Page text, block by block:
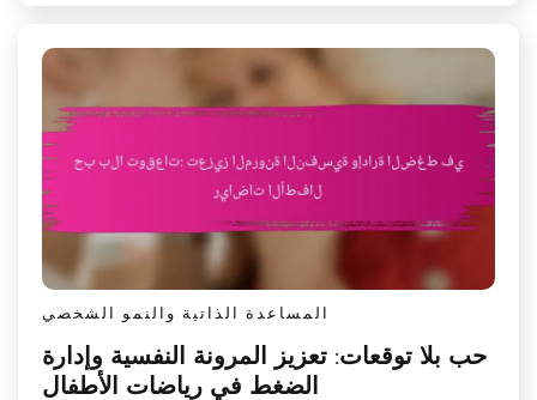
المساعدة الذاتية والنمو الشخصي
حب بلا توقعات: تعزيز المرونة النفسية وإدارة
الضغط في رياضات الأطفال